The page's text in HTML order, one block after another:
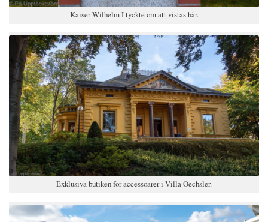
Kaiser Wilhelm I tyckte om att vistas här.
Exklusiva butiken för accessoarer i Villa Oechsler.